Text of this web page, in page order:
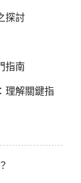
探討
指南
理解關鍵指